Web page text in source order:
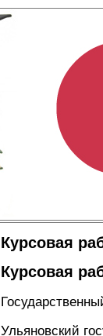
Курсовая
Курсовая
Ульяновский